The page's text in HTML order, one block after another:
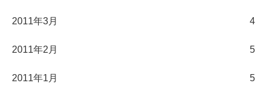
2011年3月 4
2011年2月 5
2011年1月 5